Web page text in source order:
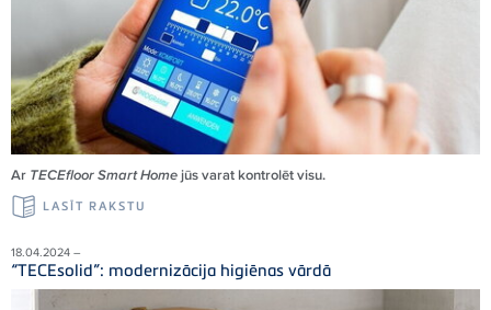
Ar TECEfloor Smart Homejūs varat kontrolēt visu.
LASĪT RAKSTU
18.04.2024 –
“TECEsolid”: modernizācija higiēnas vārdā